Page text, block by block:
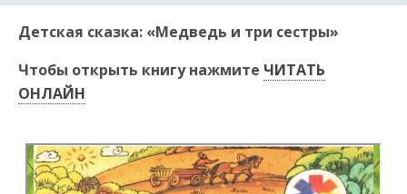
Детская сказка: «Медведь и три сестры»
Чтобы открыть книгу нажмите ЧИТАТЬ
ОНЛАЙН